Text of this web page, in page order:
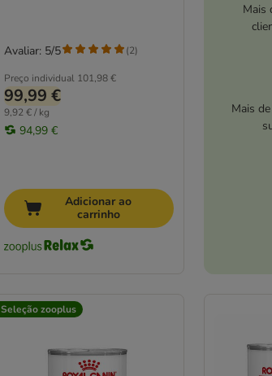
Preço individual 101,98 €
99,99 €
9,92 € / kg
94,99 €
Avaliar: 5/5 (2)
Adicionar ao
carrinho
Mais
Mais
Seleção zooplus